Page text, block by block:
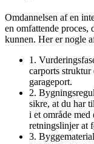
Omdannelsen af en
en omfattende
kunnen. Her er nogle
1.
carports
garageport.
2.
sikre, at du har
i et område
retningslinjer at
3.